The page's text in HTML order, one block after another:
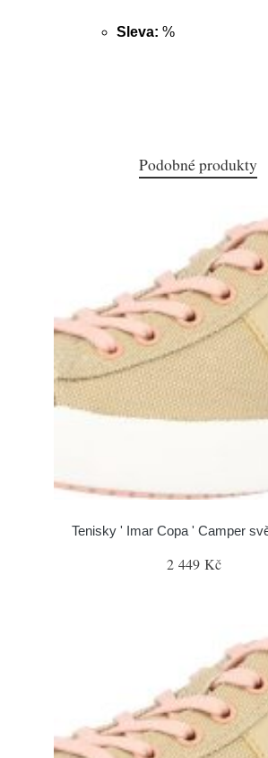
Sleva: %
Podobné produkty
Tenisky ' Imar Copa ' Camper
2 449 Kč